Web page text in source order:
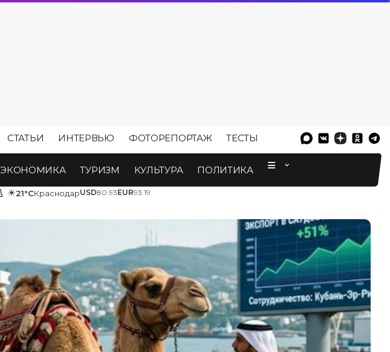
СТАТЬИ ИНТЕРВЬЮ ФОТОРЕПОРТАЖ ТЕСТЫ
ЭКОНОМИКА ТУРИЗМ КУЛЬТУРА ПОЛИТИКА
☀21°CКраснодарUSD80.93EUR93.19